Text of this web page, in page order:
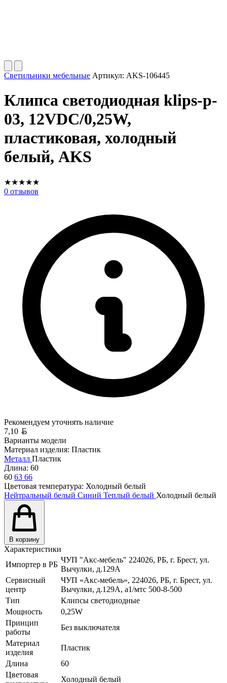
Светильники мебельные Артикул: AKS-106445
Клипса светодиодная klips-p-
03, 12VDC/0,25W,
пластиковая, холодный
белый, AKS
★★★★★
0 отзывов
Рекомендуем уточнять наличие
7,10
Варианты модели
Материал изделия: Пластик
Металл Пластик
Длина: 60
60 63 66
Цветовая температура: Холодный белый
Нейтральный белый Синий Теплый белый Холодный белый
В корзину
Характеристики
Импортер в РБ
ЧУП "Акс-мебель" 224026, РБ, г. Брест, ул.
Вычулки, д.129А
Сервисный
центр
ЧУП «Акс-мебель», 224026, РБ, г. Брест, ул.
Вычулки, д.129А, a1/мтс 500-8-500
Тип
Клипсы светодиодные
Мощность
0,25W
Принцип
работы
Без выключателя
Материал
изделия
Пластик
Длина
60
Цветовая
Холодный белый